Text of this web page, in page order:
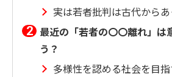
実は若者批判は古代から
最近の「若者の〇〇離れ」は
う？
多様性を認める社会を目